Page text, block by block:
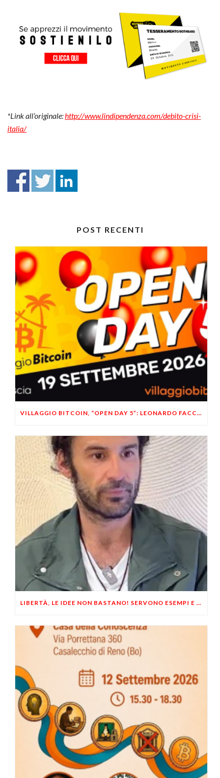
*Link all’originale: http://www.lindipendenza.com/debito-crisi-
italia/
POST RECENTI
VILLAGGIO BITCOIN, “OPEN DAY 5”: LEONARDO FACCO OSPITE A BRESCIA
LIBERTÀ, LE IDEE NON BASTANO! SERVONO ESEMPI E UN PO’ DI COERENZA